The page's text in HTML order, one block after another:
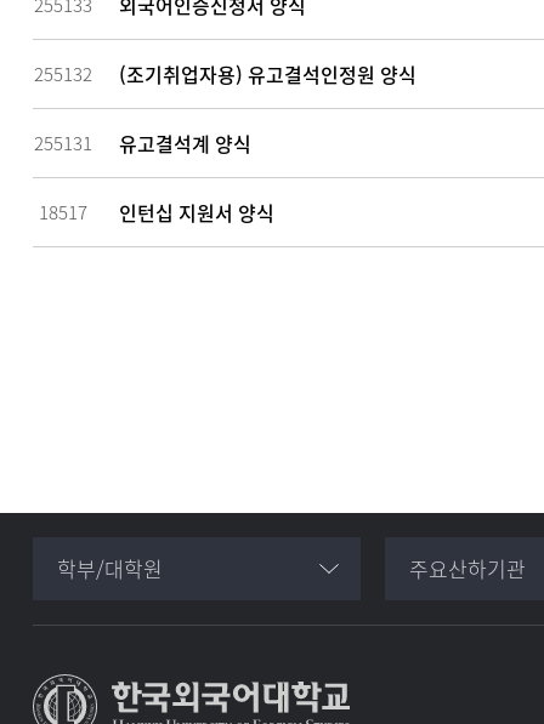
255132 (조기취업자용) 유고결석인정원 양식
255131 유고결석계 양식
18517 인턴십 지원서 양식
학부/대학원 주요산하기관